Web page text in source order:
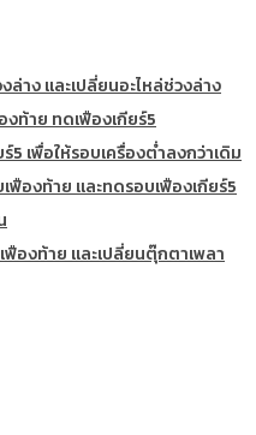
ล่าง และเปลี่ยนอะไหล่ช่วงล่าง
ท้าย ทดเฟืองเกียร์5
เพื่อให้รอบเครื่องต่ำลงกว่าเดิม
องท้าย และทดรอบเฟืองเกียร์5
องท้าย และเปลี่ยนตุ๊กตาเพลา